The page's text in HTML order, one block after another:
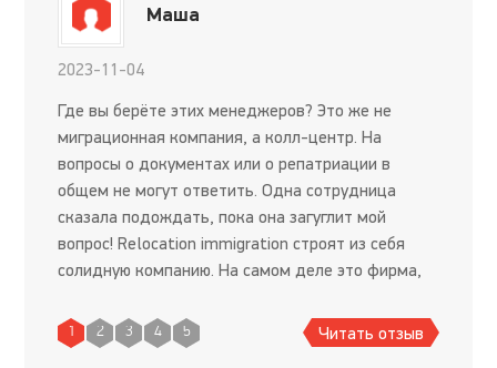
Маша
2023-11-04
Где вы берёте этих менеджеров? Это же не
миграционная компания, а колл-центр. На
вопросы о документах или о репатриации в
общем не могут ответить. Одна сотрудница
сказала подождать, пока она загуглит мой
вопрос! Relocation immigration строят из себя
солидную компанию. На самом деле это фирма,
рекомендую, только время потратит
1 2 3 4 5 Читать отзыв